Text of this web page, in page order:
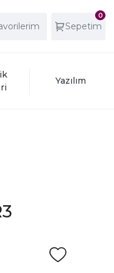
0
Sepetim
Yazılım